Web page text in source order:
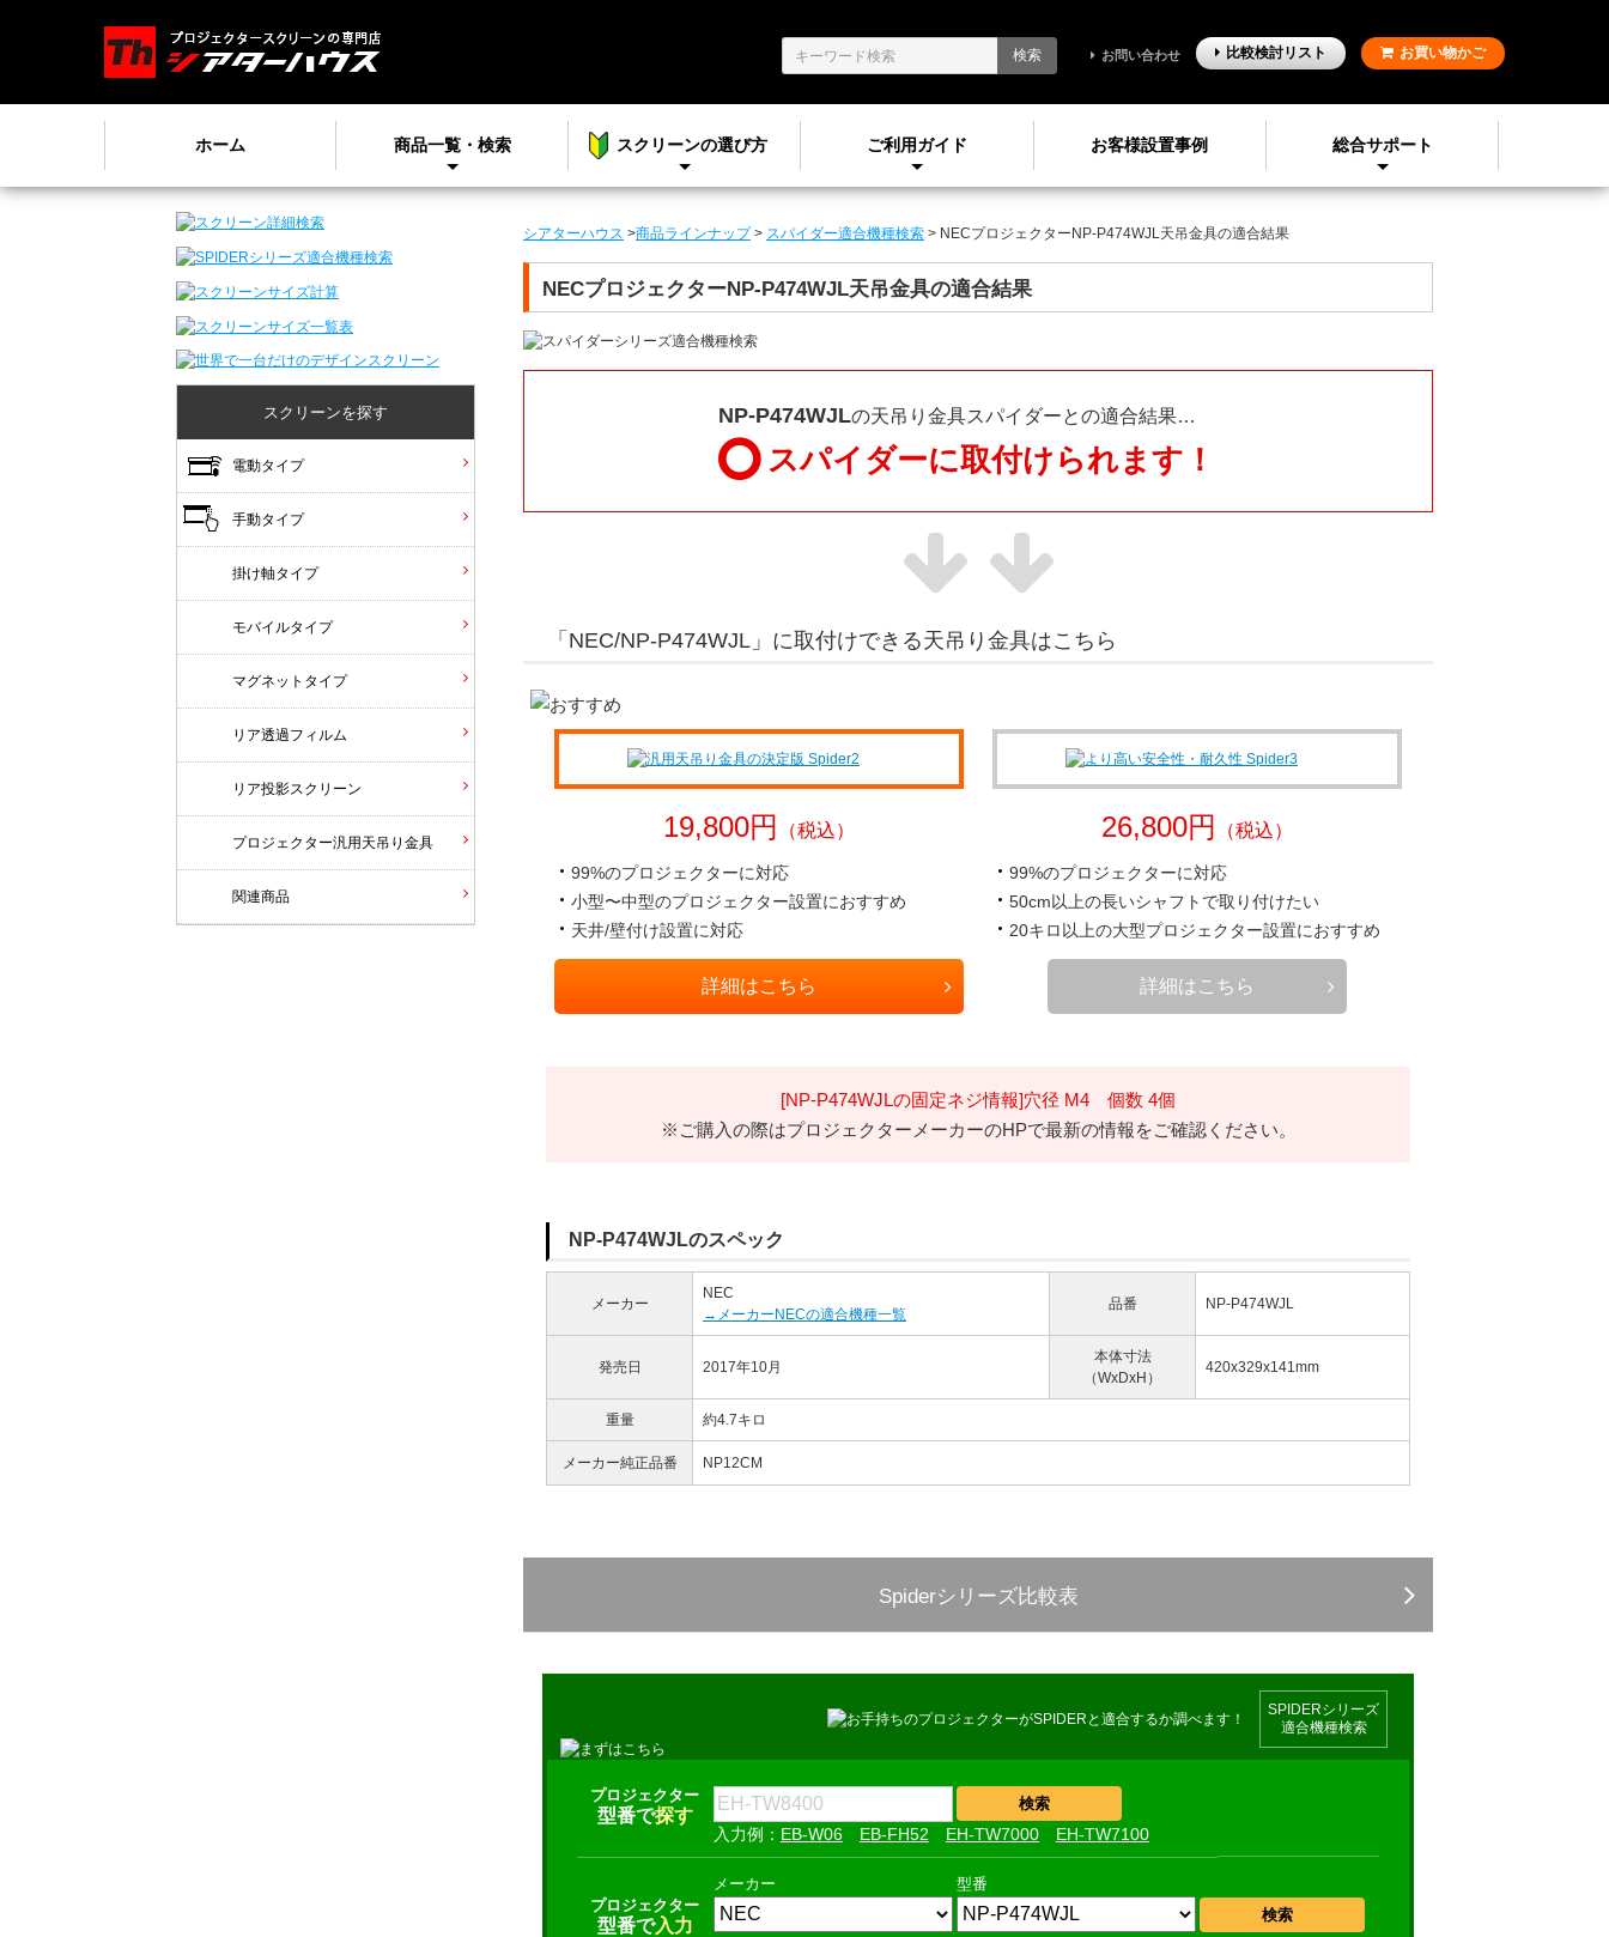
ホーム 商品一覧・検索 スクリーンの選び方 ご利用ガイド お客様設置事例 総合サポート
検索 お問い合わせ 比較検討リスト お買い物かご
シアターハウス >商品ラインナップ> スパイダー適合機種検索 > NECプロジェクターNP-P474WJL天吊金具の適合結果
NECプロジェクターNP-P474WJL天吊金具の適合結果
NP-P474WJLの天吊り金具スパイダーとの適合結果…
スパイダーに取付けられます！
「NEC/NP-P474WJL」 に取付けできる天吊り金具はこちら
19,800円 （税込）
99%のプロジェクターに対応
小型〜中型のプロジェクター設置におすすめ
天井/壁付け設置に対応
詳細はこちら
26,800円 （税込）
99%のプロジェクターに対応
50cm以上の長いシャフトで取り付けたい
20キロ以上の大型プロジェクター設置におすすめ
詳細はこちら
[NP-P474WJLの固定ネジ情報]穴径 M4 個数 4個
※ご購入の際はプロジェクターメーカーのHPで最新の情報をご確認ください。
NP-P474WJLのスペック
メーカー
NEC
→メーカーNECの適合機種一覧
品番 NP-P474WJL
発売日 2017年10月
本体寸法
（WxDxH）
420x329x141mm
重量 約4.7キロ
メーカー純正品番 NP12CM
Spiderシリーズ比較表
SPIDERシリーズ
適合機種検索
プロジェクター
型番で探す
EB-W06 EB-FH52 EH-TW7000 EH-TW7100
プロジェクター
型番で入力
メーカー 型番
スクリーンを探す
電動タイプ
手動タイプ
掛け軸タイプ
モバイルタイプ
マグネットタイプ
リア透過フィルム
リア投影スクリーン
プロジェクター汎用天吊り金具
関連商品